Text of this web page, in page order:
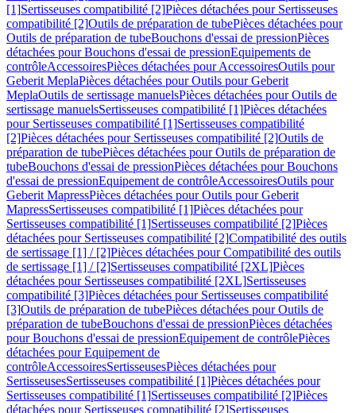
[1]Sertisseuses compatibilité [2]Pièces détachées pour Sertisseuses
compatibilité [2]Outils de préparation de tubePièces détachées pour
Outils de préparation de tubeBouchons d'essai de pressionPièces
détachées pour Bouchons d'essai de pressionEquipements de
contrôleAccessoiresPièces détachées pour AccessoiresOutils pour
Geberit MeplaPièces détachées pour Outils pour Geberit
MeplaOutils de sertissage manuelsPièces détachées pour Outils de
sertissage manuelsSertisseuses compatibilité [1]Pièces détachées
pour Sertisseuses compatibilité [1]Sertisseuses compatibilité
[2]Pièces détachées pour Sertisseuses compatibilité [2]Outils de
préparation de tubePièces détachées pour Outils de préparation de
tubeBouchons d'essai de pressionPièces détachées pour Bouchons
d'essai de pressionEquipement de contrôleAccessoiresOutils pour
Geberit MapressPièces détachées pour Outils pour Geberit
MapressSertisseuses compatibilité [1]Pièces détachées pour
Sertisseuses compatibilité [1]Sertisseuses compatibilité [2]Pièces
détachées pour Sertisseuses compatibilité [2]Compatibilité des outils
de sertissage [1] / [2]Pièces détachées pour Compatibilité des outils
de sertissage [1] / [2]Sertisseuses compatibilité [2XL]Pièces
détachées pour Sertisseuses compatibilité [2XL]Sertisseuses
compatibilité [3]Pièces détachées pour Sertisseuses compatibilité
[3]Outils de préparation de tubePièces détachées pour Outils de
préparation de tubeBouchons d'essai de pressionPièces détachées
pour Bouchons d'essai de pressionEquipement de contrôlePièces
détachées pour Equipement de
contrôleAccessoiresSertisseusesPièces détachées pour
SertisseusesSertisseuses compatibilité [1]Pièces détachées pour
Sertisseuses compatibilité [1]Sertisseuses compatibilité [2]Pièces
détachées pour Sertisseuses compatibilité [2]Sertisseuses